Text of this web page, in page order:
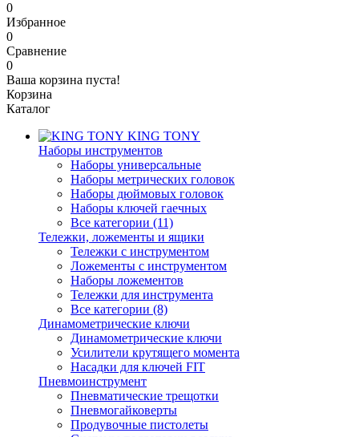
0
Избранное
0
Сравнение
0
Ваша корзина пуста!
Корзина
Каталог
KING TONY
Наборы инструментов
Наборы универсальные
Наборы метрических головок
Наборы дюймовых головок
Наборы ключей гаечных
Все категории (11)
Тележки, ложементы и ящики
Тележки с инструментом
Ложементы с инструментом
Наборы ложементов
Тележки для инструмента
Все категории (8)
Динамометрические ключи
Динамометрические ключи
Усилители крутящего момента
Насадки для ключей FIT
Пневмоинструмент
Пневматические трещотки
Пневмогайковерты
Продувочные пистолеты